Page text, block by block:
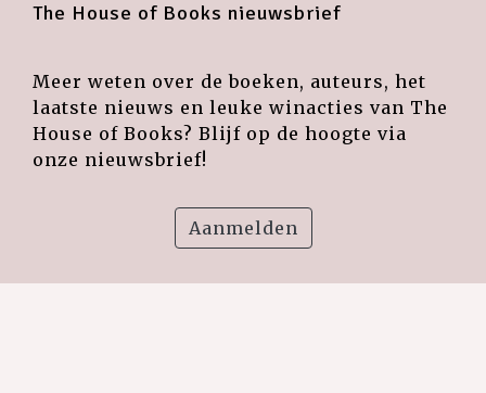
The House of Books nieuwsbrief
Meer weten over de boeken, auteurs, het
laatste nieuws en leuke winacties van The
House of Books? Blijf op de hoogte via
onze nieuwsbrief!
Aanmelden